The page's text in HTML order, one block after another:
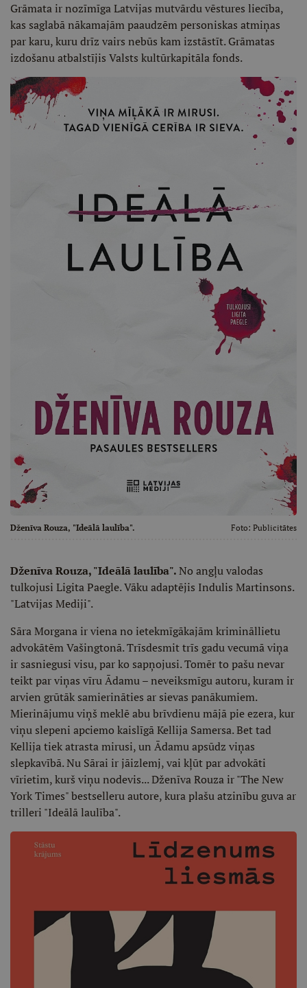
Grāmata ir nozīmīga Latvijas mutvārdu vēstures liecība,
kas saglabā nākamajām paaudzēm personiskas atmiņas
par karu, kuru drīz vairs nebūs kam izstāstīt. Grāmatas
izdošanu atbalstījis Valsts kultūrkapitāla fonds.
Dženīva Rouza, "Ideālā laulība". Foto: Publicitātes
Dženīva Rouza, "Ideālā laulība".No angļu valodas
tulkojusi Ligita Paegle. Vāku adaptējis Indulis Martinsons.
"Latvijas Mediji".
Sāra Morgana ir viena no ietekmīgākajām krimināllietu
advokātēm Vašingtonā. Trīsdesmit trīs gadu vecumā viņa
ir sasniegusi visu, par ko sapņojusi. Tomēr to pašu nevar
teikt par viņas vīru Ādamu – neveiksmīgu autoru, kuram ir
arvien grūtāk samierināties ar sievas panākumiem.
Mierinājumu viņš meklē abu brīvdienu mājā pie ezera, kur
viņu slepeni apciemo kaislīgā Kellija Samersa. Bet tad
Kellija tiek atrasta mirusi, un Ādamu apsūdz viņas
slepkavībā. Nu Sārai ir jāizlemj, vai kļūt par advokāti
vīrietim, kurš viņu nodevis... Dženīva Rouza ir "The New
York Times" bestselleru autore, kura plašu atzinību guva ar
trilleri "Ideālā laulība".